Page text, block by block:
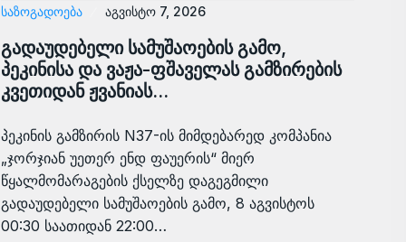
ᲡᲐᲖᲝᲒᲐᲓᲝᲔᲑᲐ აგვისტო 7, 2026
გადაუდებელი სამუშაოების გამო,
პეკინისა და ვაჟა-ფშაველას გამზირების
კვეთიდან ჟვანიას…
პეკინის გამზირის N37-ის მიმდებარედ კომპანია
„ჯორჯიან უეთერ ენდ ფაუერის“ მიერ
წყალმომარაგების ქსელზე დაგეგმილი
გადაუდებელი სამუშაოების გამო, 8 აგვისტოს
00:30 საათიდან 22:00…